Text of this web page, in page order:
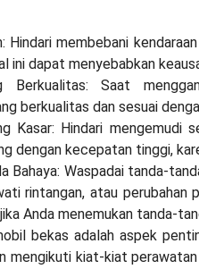
Hindari membebani
ini dapat menyebabkan
Berkualitas: Saat
berkualitas dan sesuai
Kasar: Hindari
dengan kecepatan tinggi,
Bahaya: Waspadai tanda-
rintangan, atau perubahan
Anda menemukan tanda-
bekas adalah aspek
mengikuti kiat-kiat